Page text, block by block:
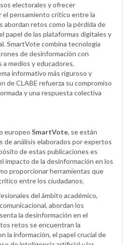
electorales y ofrecer
pensamiento crítico entre la
abordan retos como la pérdida de
papel de las plataformas digitales y
SmartVote combina tecnología
de desinformación con
medios y educadores,
informativo más riguroso y
de CLABE refuerza su compromiso
y una respuesta colectiva
europeo SmartVote, se están
de análisis elaborados por expertos
de estas publicaciones es
impacto de la desinformación en los
proporcionar herramientas que
entre los ciudadanos.
del ámbito académico,
abordan los
la desinformación en el
retos se encuentran la
la información, el papel crucial de